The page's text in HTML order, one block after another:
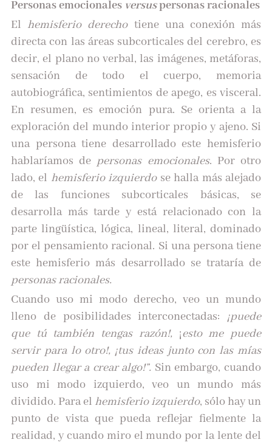
Personas emocionales versuspersonas racionales
El hemisferio derechotiene una conexión más
directa con las áreas subcorticales del cerebro, es
decir, el plano no verbal, las imágenes, metáforas,
sensación de todo el cuerpo, memoria
autobiográfica, sentimientos de apego, es visceral.
En resumen, es emoción pura. Se orienta a la
exploración del mundo interior propio y ajeno. Si
una persona tiene desarrollado este hemisferio
hablaríamos de personas emocionales. Por otro
lado, el hemisferio izquierdose halla más alejado
de las funciones subcorticales básicas, se
desarrolla más tarde y está relacionado con la
parte lingüística, lógica, lineal, literal, dominado
por el pensamiento racional. Si una persona tiene
este hemisferio más desarrollado se trataría de
personas racionales.
Cuando uso mi modo derecho, veo un mundo
lleno de posibilidades interconectadas: ¡puede
que tú también tengas razón!, ¡esto me puede
servir para lo otro!, ¡tus ideas junto con las mías
pueden llegar a crear algo!”. Sin embargo, cuando
uso mi modo izquierdo, veo un mundo más
dividido. Para el hemisferio izquierdo, sólo hay un
punto de vista que pueda reflejar fielmente la
realidad, y cuando miro el mundo por la lente del